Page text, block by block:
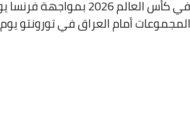
المجموعات أمام العراق في تورونتو يوم 26 يونيو.